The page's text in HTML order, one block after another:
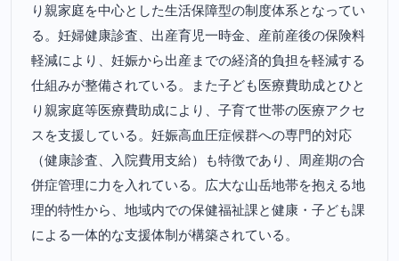
り親家庭を中心とした生活保障型の制度体系となってい
る。妊婦健康診査、出産育児一時金、産前産後の保険料
軽減により、妊娠から出産までの経済的負担を軽減する
仕組みが整備されている。また子ども医療費助成とひと
り親家庭等医療費助成により、子育て世帯の医療アクセ
スを支援している。妊娠高血圧症候群への専門的対応
（健康診査、入院費用支給）も特徴であり、周産期の合
併症管理に力を入れている。広大な山岳地帯を抱える地
理的特性から、地域内での保健福祉課と健康・子ども課
による一体的な支援体制が構築されている。